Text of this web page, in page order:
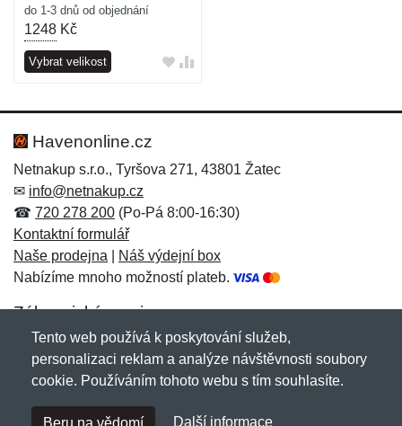
do 1-3 dnů od objednání
1248 Kč
Vybrat velikost
Havenonline.cz
Netnakup s.r.o., Tyršova 271, 43801 Žatec
✉ info@netnakup.cz
☎ 720 278 200 (Po-Pá 8:00-16:30)
Kontaktní formulář
Naše prodejna
Náš výdejní box
Nabízíme mnoho možností plateb.
Zákaznický servis
Novinky emailem
Copyright © 2007-2026 (19 let s vámi)Netnakup.cz
Tento web používá k poskytování služeb,
personalizaci reklam a analýze návštěvnosti soubory
cookie. Používáním tohoto webu s tím souhlasíte.
Beru na vědomí Další informace